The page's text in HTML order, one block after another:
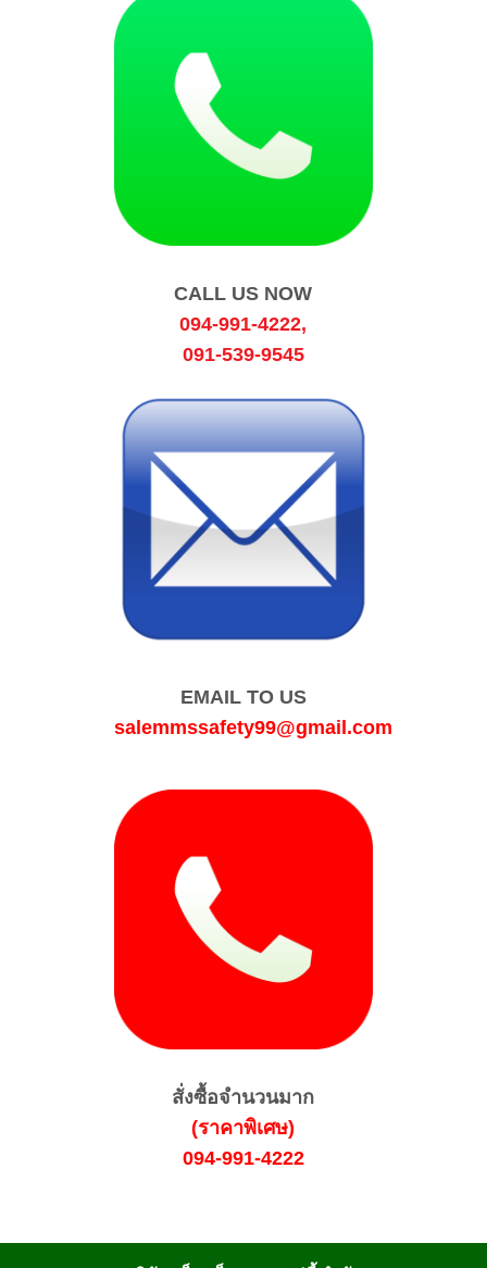
CALL US NOW
094-991-4222,
091-539-9545
EMAIL TO US
salemmssafety99@gmail.com
สั่งซื้อจำนวนมาก
(ราคาพิเศษ)
094-991-4222